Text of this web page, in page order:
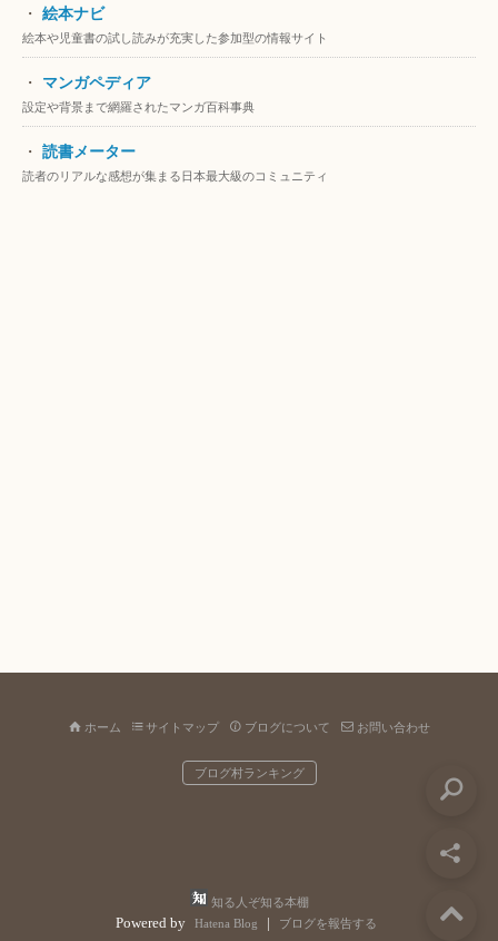
・ 絵本ナビ
絵本や児童書の試し読みが充実した参加型の情報サイト
・ マンガペディア
設定や背景まで網羅されたマンガ百科事典
・ 読書メーター
読者のリアルな感想が集まる日本最大級のコミュニティ
ホーム サイトマップ ブログについて お問い合わせ
ブログ村ランキング
知る人ぞ知る本棚
Powered by Hatena Blog | ブログを報告する